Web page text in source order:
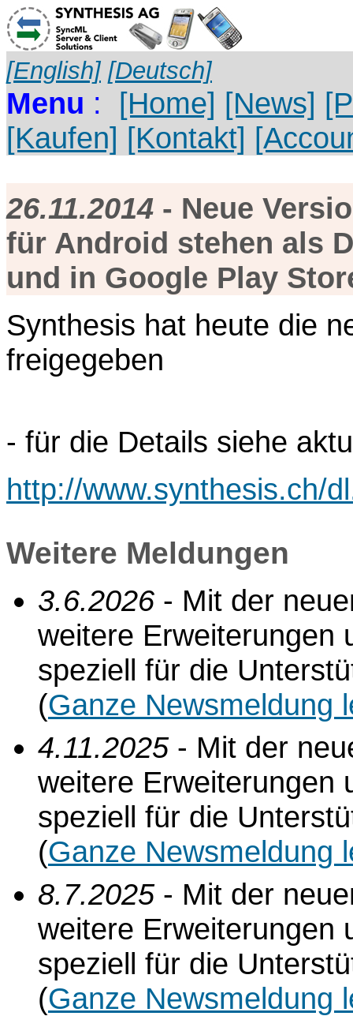
[English] [Deutsch]
Menu : [Home] [News]
[Kaufen] [Kontakt]
26.11.2014 - Neue
für Android stehen als
und in Google Play
Synthesis hat heute die
freigegeben
- für die Details siehe
http://www.synthesis.ch/
Weitere Meldungen
3.6.2026 - Mit der
weitere Erweiterungen
speziell für die
(Ganze Newsmeldung
4.11.2025- Mit der
weitere Erweiterungen
speziell für die
(Ganze Newsmeldung
8.7.2025- Mit der
weitere Erweiterungen
speziell für die
(Ganze Newsmeldung